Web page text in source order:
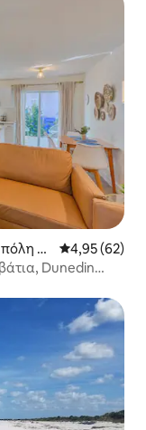
D
Μέση
4,95 (62)
Dunedin